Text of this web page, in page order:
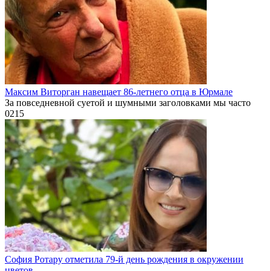
Максим Виторган навещает 86-летнего отца в Юрмале
За повседневной суетой и шумными заголовками мы часто
0215
София Ротару отметила 79-й день рождения в окружении